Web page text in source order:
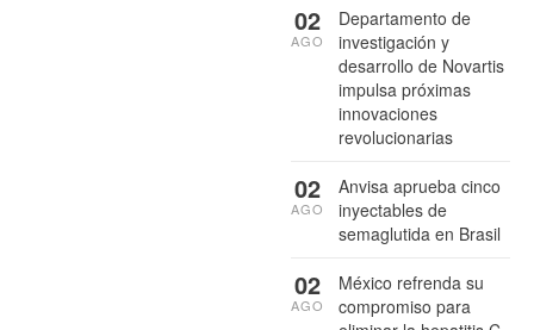
Departamento de
investigación y
desarrollo de Novartis
impulsa próximas
innovaciones
revolucionarias
02
AGO
Anvisa aprueba cinco
inyectables de
semaglutida en Brasil
02
AGO
México refrenda su
compromiso para
02
AGO